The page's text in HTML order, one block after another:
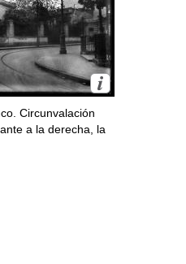
Circunvalación
a la derecha, la